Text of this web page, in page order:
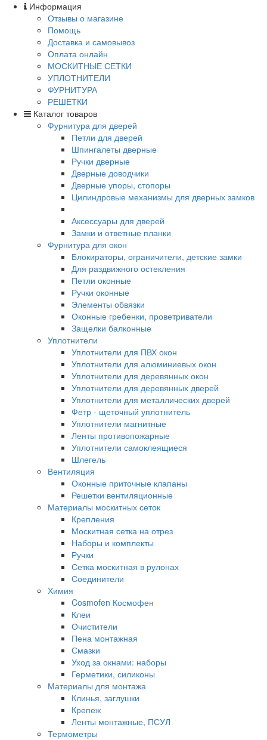
Информация
Отзывы о магазине
Помощь
Доставка и самовывоз
Оплата онлайн
МОСКИТНЫЕ СЕТКИ
УПЛОТНИТЕЛИ
ФУРНИТУРА
РЕШЕТКИ
Каталог товаров
Фурнитура для дверей
Петли для дверей
Шпингалеты дверные
Ручки дверные
Дверные доводчики
Дверные упоры, стопоры
Цилиндровые механизмы для дверных замков
Аксессуары для дверей
Замки и ответные планки
Фурнитура для окон
Блокираторы, ограничители, детские замки
Для раздвижного остекления
Петли оконные
Ручки оконные
Элементы обвязки
Оконные гребенки, проветриватели
Защелки балконные
Уплотнители
Уплотнители для ПВХ окон
Уплотнители для алюминиевых окон
Уплотнители для деревянных окон
Уплотнители для деревянных дверей
Уплотнители для металлических дверей
Фетр - щеточный уплотнитель
Уплотнители магнитные
Ленты противопожарные
Уплотнители самоклеящиеся
Шлегель
Вентиляция
Оконные приточные клапаны
Решетки вентиляционные
Материалы москитных сеток
Крепления
Москитная сетка на отрез
Наборы и комплекты
Ручки
Сетка москитная в рулонах
Соединители
Химия
Cosmofen Космофен
Клеи
Очистители
Пена монтажная
Смазки
Уход за окнами: наборы
Герметики, силиконы
Материалы для монтажа
Клинья, заглушки
Крепеж
Ленты монтажные, ПСУЛ
Термометры